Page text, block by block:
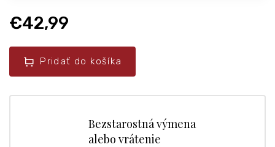
€42,99
Pridať do košíka
Bezstarostná výmena
alebo vrátenie